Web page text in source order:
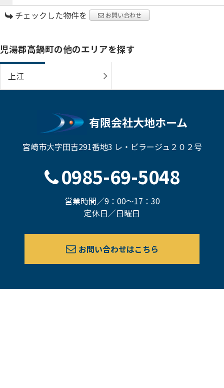
チェックした物件を お問い合わせ
児湯郡高鍋町の他のエリアを探す
上江
有限会社大地ホーム
宮崎市大字田吉291番地3 レ・ビラージュ２０２号
0985-69-5048
営業時間／9：00～17：30
定休日／日曜日
お問い合わせはこちら